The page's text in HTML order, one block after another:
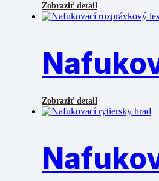
Zobraziť detail
Zobraziť detail